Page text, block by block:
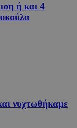
ή και 4
νυχτωθήκαμε